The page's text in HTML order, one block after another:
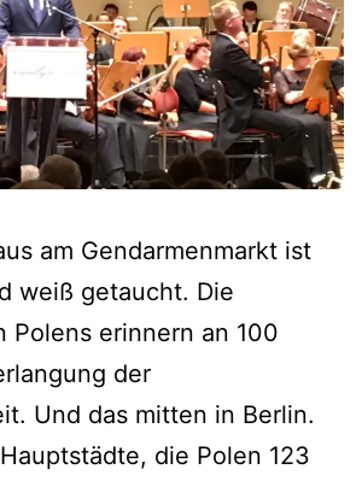
am Gendarmenmarkt ist
weiß getaucht. Die
Polens erinnern an 100
der
Und das mitten in Berlin.
die Polen 123